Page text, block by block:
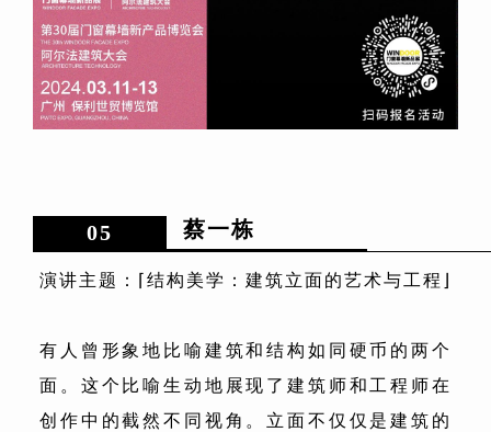
05 蔡一栋
演讲主题：⌈结构美学：建筑立面的艺术与工程⌋
有人曾形象地比喻建筑和结构如同硬币的两个
面。这个比喻生动地展现了建筑师和工程师在
创作中的截然不同视角。立面不仅仅是建筑的